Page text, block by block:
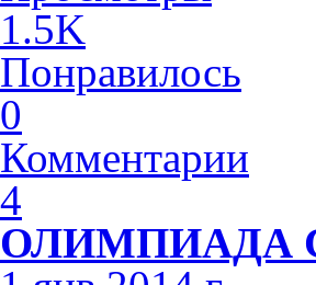
1.5K
Понравилось
0
Комментарии
4
ОЛИМПИАДА